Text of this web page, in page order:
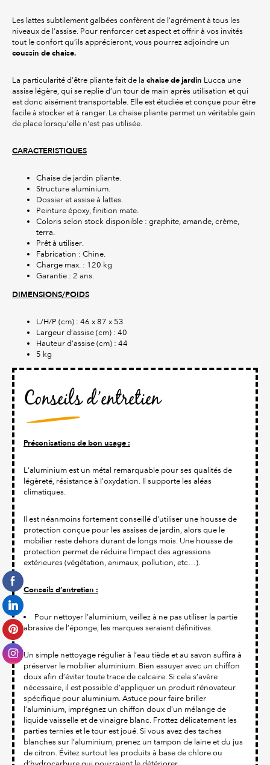
Les lattes subtilement galbées confèrent de l’agrément à tous les
niveaux de l’assise. Pour renforcer cet aspect et offrir à vos invités
tout le confort qu’ils apprécieront, vous pourrez adjoindre un
coussin de chaise.
La particularité d’être pliante fait de la chaise de jardin Lucca une
assise légère, qui se replie d’un tour de main après utilisation et qui
est donc aisément transportable. Elle est étudiée et conçue pour être
facile à stocker et à ranger. La chaise pliante permet un véritable gain
de place lorsqu'elle n'est pas utilisée.
CARACTERISTIQUES
Chaise de jardin pliante.
Structure aluminium.
Dossier et assise à lattes.
Peinture époxy, finition mate.
Coloris selon stock disponible : graphite, amande, crème,
terra.
Prêt à utiliser.
Fabrication : Chine.
Charge max. : 120 kg
Garantie : 2 ans.
DIMENSIONS/POIDS
L/H/P (cm) : 46 x 87 x 53
Largeur d’assise (cm) : 40
Hauteur d’assise (cm) : 44
5 kg
Conseils d’entretien
Préconisations de bon usage :
L'aluminium est un métal remarquable pour ses qualités de
légèreté, résistance à l'oxydation. Il supporte les aléas
climatiques.
Il est néanmoins fortement conseillé d'utiliser une housse de
protection conçue pour les assises de jardin, alors que le
mobilier reste dehors durant de longs mois. Une housse de
protection permet de réduire l'impact des agressions
extérieures (végétation, animaux, pollution, etc…).
Conseils d’entretien :
Pour nettoyer l’aluminium, veillez à ne pas utiliser la partie
abrasive de l’éponge, les marques seraient définitives.
Un simple nettoyage régulier à l’eau tiède et au savon suffira à
préserver le mobilier aluminium. Bien essuyer avec un chiffon
doux afin d’éviter toute trace de calcaire. Si cela s’avère
nécessaire, il est possible d’appliquer un produit rénovateur
spécifique pour aluminium. Astuce pour faire briller
l’aluminium, imprégnez un chiffon doux d’un mélange de
liquide vaisselle et de vinaigre blanc. Frottez délicatement les
parties ternies et le tour est joué. Si vous avez des taches
blanches sur l’aluminium, prenez un tampon de laine et du jus
de citron. Évitez surtout les produits à base de chlore ou